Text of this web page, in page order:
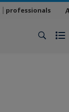
professionals